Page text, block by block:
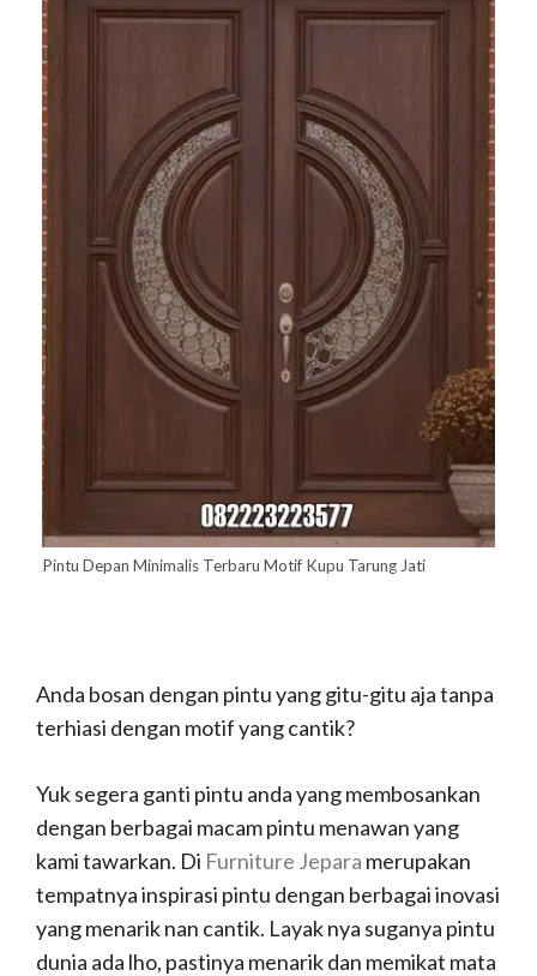
Pintu Depan Minimalis Terbaru Motif Kupu Tarung Jati
Anda bosan dengan pintu yang gitu-gitu aja tanpa
terhiasi dengan motif yang cantik?
Yuk segera ganti pintu anda yang membosankan
dengan berbagai macam pintu menawan yang
kami tawarkan. Di Furniture Jepara merupakan
tempatnya inspirasi pintu dengan berbagai inovasi
yang menarik nan cantik. Layak nya suganya pintu
dunia ada lho, pastinya menarik dan memikat mata